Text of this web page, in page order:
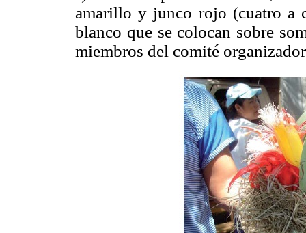
amarillo y junco rojo (cuatro a
blanco que se colocan sobre
miembros del comité